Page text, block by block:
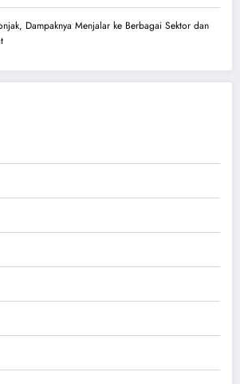
Dampaknya Menjalar ke Berbagai Sektor dan